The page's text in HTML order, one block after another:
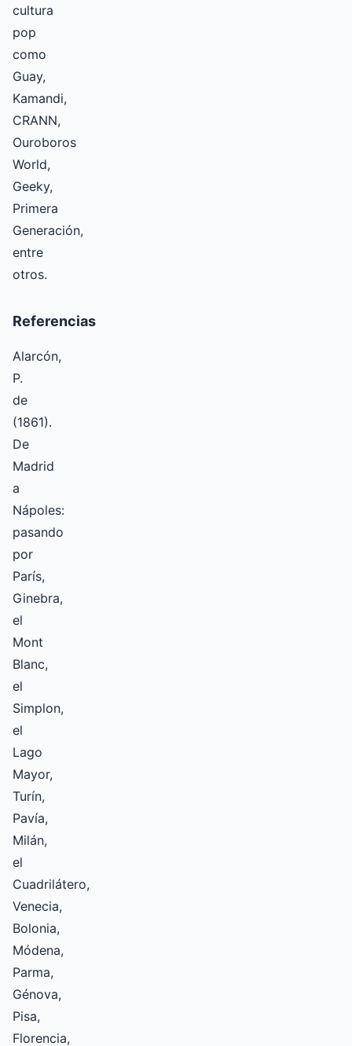
cultura
pop
como
Guay,
Kamandi,
CRANN,
Ouroboros
World,
Geeky,
Primera
Generación,
entre
otros.
Referencias
Alarcón,
P.
de
(1861).
De
Madrid
a
Nápoles:
pasando
por
París,
Ginebra,
el
Mont
Blanc,
el
Simplon,
el
Lago
Mayor,
Turín,
Pavía,
Milán,
el
Cuadrilátero,
Venecia,
Bolonia,
Módena,
Parma,
Génova,
Pisa,
Florencia,